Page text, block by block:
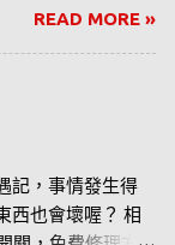
年的今日，這些實
值。 很多人寫部
錢不是錢，一
使用水冷扇三
READ MORE »
記，事情發生得
西也會壞喔？ 相